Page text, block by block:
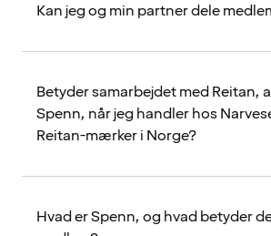
Kan jeg og min partner dele
Betyder samarbejdet med Reitan,
Spenn, når jeg handler hos
Reitan-mærker i Norge?
Hvad er Spenn, og hvad betyder